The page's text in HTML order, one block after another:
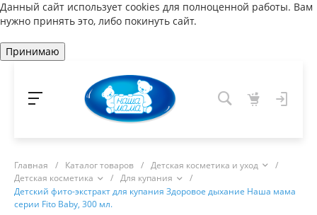
Данный сайт использует cookies для полноценной работы. Вам
нужно принять это, либо покинуть сайт.
Принимаю
Главная / Каталог товаров / Детская косметика и уход
/
Детская косметика
/ Для купания
/
Детский фито-экстракт для купания Здоровое дыхание Наша мама
серии Fito Baby, 300 мл.